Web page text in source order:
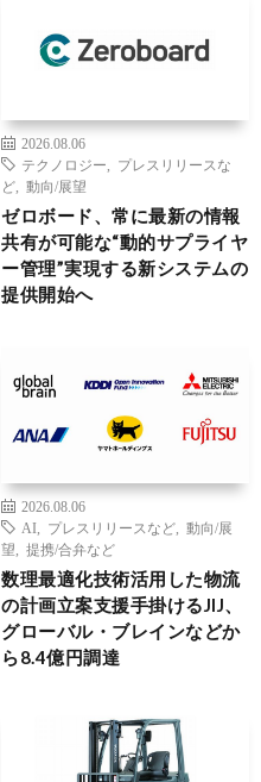
2026.08.06
テクノロジー
プレスリリースな
ど
動向/展望
ゼロボード、常に最新の情報
共有が可能な“動的サプライヤ
ー管理”実現する新システムの
提供開始へ
2026.08.06
AI
プレスリリースなど
動向/展
望
提携/合弁など
数理最適化技術活用した物流
の計画立案支援手掛けるJIJ、
グローバル・ブレインなどか
ら8.4億円調達